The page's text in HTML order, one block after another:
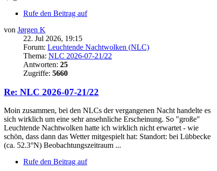
Rufe den Beitrag auf
von Jørgen K
22. Jul 2026, 19:15
Forum: Leuchtende Nachtwolken (NLC)
Thema: NLC 2026-07-21/22
Antworten: 25
Zugriffe: 5660
Re: NLC 2026-07-21/22
Moin zusammen, bei den NLCs der vergangenen Nacht handelte es
sich wirklich um eine sehr ansehnliche Erscheinung. So "große"
Leuchtende Nachtwolken hatte ich wirklich nicht erwartet - wie
schön, dass dann das Wetter mitgespielt hat: Standort: bei Lübbecke
(ca. 52.3°N) Beobachtungszeitraum ...
Rufe den Beitrag auf